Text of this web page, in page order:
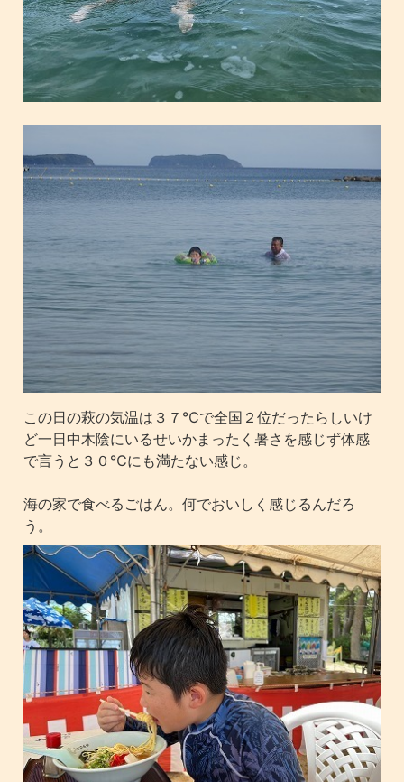
この日の萩の気温は３７℃で全国２位だったらしいけ
ど一日中木陰にいるせいかまったく暑さを感じず体感
で言うと３０℃にも満たない感じ。
海の家で食べるごはん。何でおいしく感じるんだろ
う。